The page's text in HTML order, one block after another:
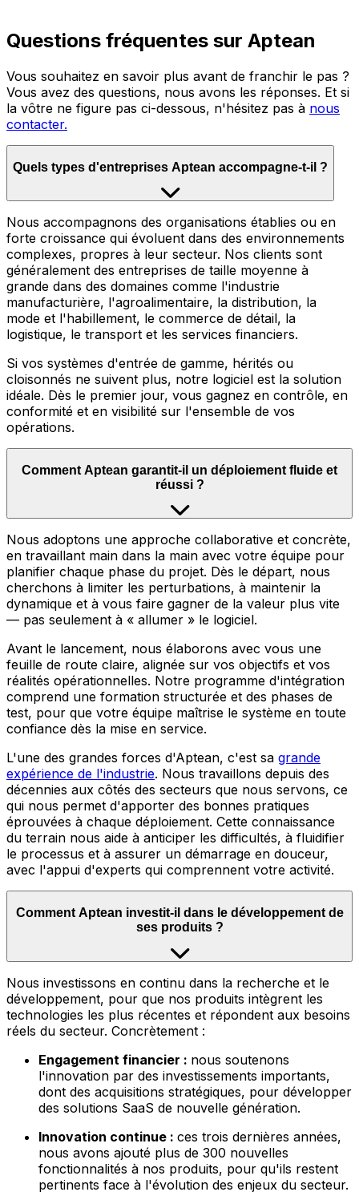
Questions fréquentes sur Aptean
Vous souhaitez en savoir plus avant de franchir le pas ?
Vous avez des questions, nous avons les réponses. Et si
la vôtre ne figure pas ci-dessous, n'hésitez pas à nous
contacter.
Quels types d'entreprises Aptean accompagne-t-il ?
Nous accompagnons des organisations établies ou en
forte croissance qui évoluent dans des environnements
complexes, propres à leur secteur. Nos clients sont
généralement des entreprises de taille moyenne à
grande dans des domaines comme l'industrie
manufacturière, l'agroalimentaire, la distribution, la
mode et l'habillement, le commerce de détail, la
logistique, le transport et les services financiers.
Si vos systèmes d'entrée de gamme, hérités ou
cloisonnés ne suivent plus, notre logiciel est la solution
idéale. Dès le premier jour, vous gagnez en contrôle, en
conformité et en visibilité sur l'ensemble de vos
opérations.
Comment Aptean garantit-il un déploiement fluide et
réussi ?
Nous adoptons une approche collaborative et concrète,
en travaillant main dans la main avec votre équipe pour
planifier chaque phase du projet. Dès le départ, nous
cherchons à limiter les perturbations, à maintenir la
dynamique et à vous faire gagner de la valeur plus vite
— pas seulement à « allumer » le logiciel.
Avant le lancement, nous élaborons avec vous une
feuille de route claire, alignée sur vos objectifs et vos
réalités opérationnelles. Notre programme d'intégration
comprend une formation structurée et des phases de
test, pour que votre équipe maîtrise le système en toute
confiance dès la mise en service.
L'une des grandes forces d'Aptean, c'est sa grande
expérience de l'industrie. Nous travaillons depuis des
décennies aux côtés des secteurs que nous servons, ce
qui nous permet d'apporter des bonnes pratiques
éprouvées à chaque déploiement. Cette connaissance
du terrain nous aide à anticiper les difficultés, à fluidifier
le processus et à assurer un démarrage en douceur,
avec l'appui d'experts qui comprennent votre activité.
Comment Aptean investit-il dans le développement de
ses produits ?
Nous investissons en continu dans la recherche et le
développement, pour que nos produits intègrent les
technologies les plus récentes et répondent aux besoins
réels du secteur. Concrètement :
Engagement financier : nous soutenons
l'innovation par des investissements importants,
dont des acquisitions stratégiques, pour développer
des solutions SaaS de nouvelle génération.
Innovation continue : ces trois dernières années,
nous avons ajouté plus de 300 nouvelles
fonctionnalités à nos produits, pour qu'ils restent
pertinents face à l'évolution des enjeux du secteur.